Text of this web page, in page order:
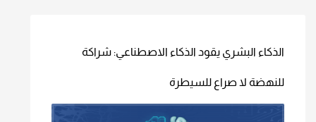
الذكاء البشري يقود الذكاء الاصطناعي: شراكة
للنهضة لا صراع للسيطرة